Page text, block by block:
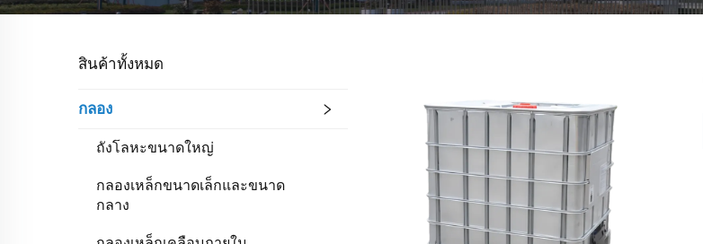
สินค้าทั้งหมด
กลอง
ถังโลหะขนาดใหญ่
กลองเหล็กขนาดเล็กและขนาด
กลาง